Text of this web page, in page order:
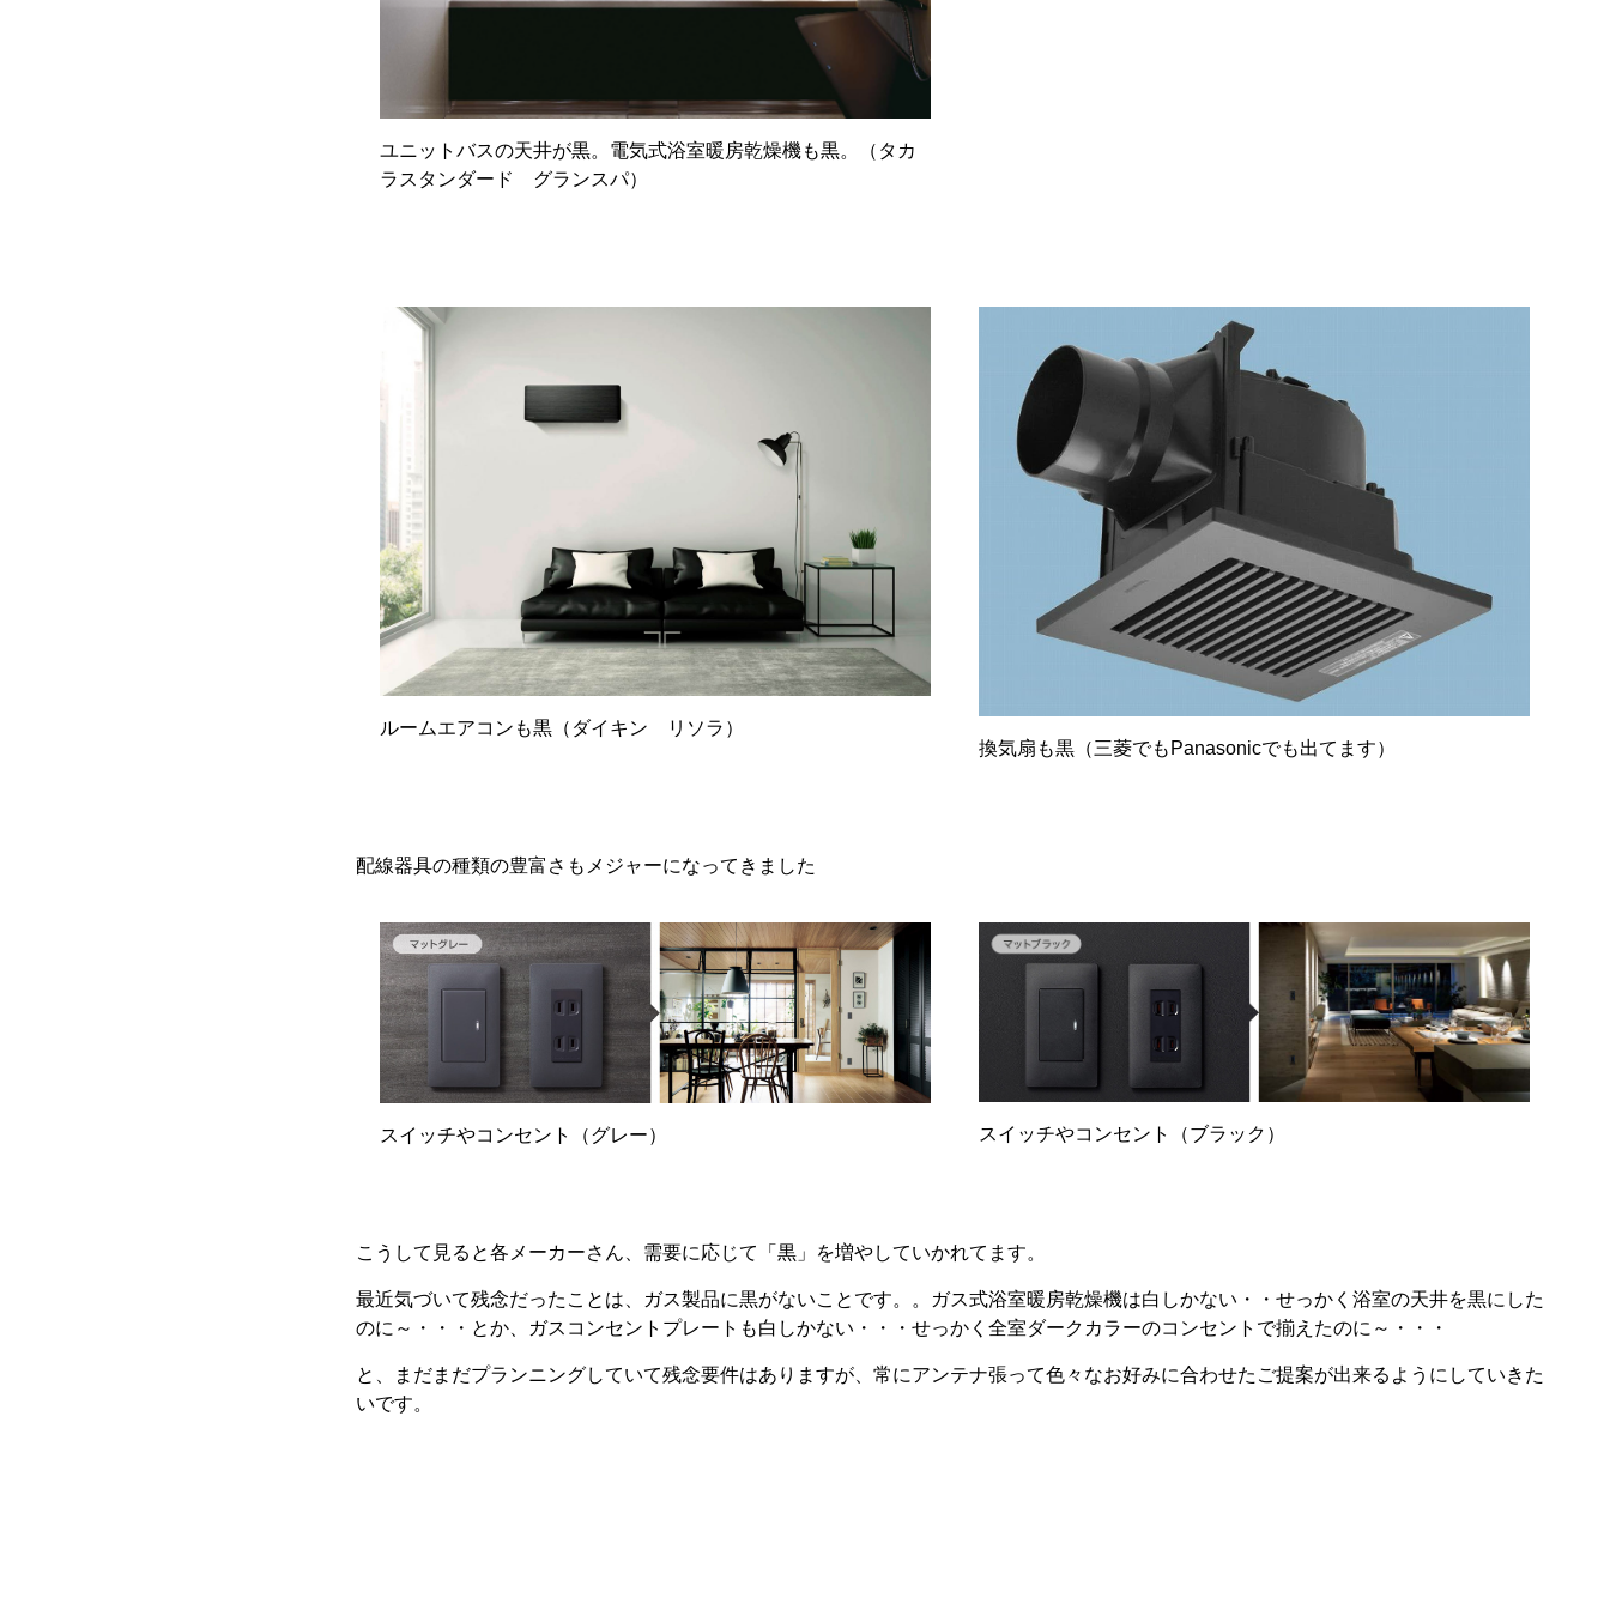
ユニットバスの天井が黒。電気式浴室暖房乾燥機も黒。（タカ
ラスタンダード グランスパ）
ルームエアコンも黒（ダイキン リソラ）
換気扇も黒（三菱でもPanasonicでも出てます）
配線器具の種類の豊富さもメジャーになってきました
スイッチやコンセント（グレー） スイッチやコンセント（ブラック）
こうして見ると各メーカーさん、需要に応じて「黒」を増やしていかれてます。
最近気づいて残念だったことは、ガス製品に黒がないことです。。ガス式浴室暖房乾燥機は白しかない・・せっかく浴室の天井を黒にした
のに～・・・とか、ガスコンセントプレートも白しかない・・・せっかく全室ダークカラーのコンセントで揃えたのに～・・・
と、まだまだプランニングしていて残念要件はありますが、常にアンテナ張って色々なお好みに合わせたご提案が出来るようにしていきた
いです。